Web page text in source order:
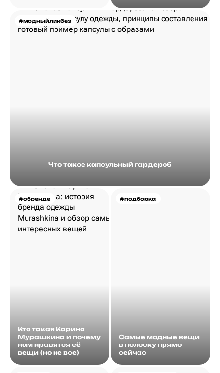
#модныйликбез
Что такое капсульный гардероб
#обренде
Кто такая Карина
Мурашкина и почему
нам нравятся её
вещи (но не все)
#подборка
Самые модные вещи
в полоску прямо
сейчас